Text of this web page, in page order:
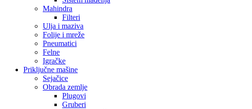
Mahindra
Filteri
Ulja i maziva
Folije i mreže
Pneumatici
Felne
Igračke
Priključne mašine
Sejačice
Obrada zemlje
Plugovi
Gruberi